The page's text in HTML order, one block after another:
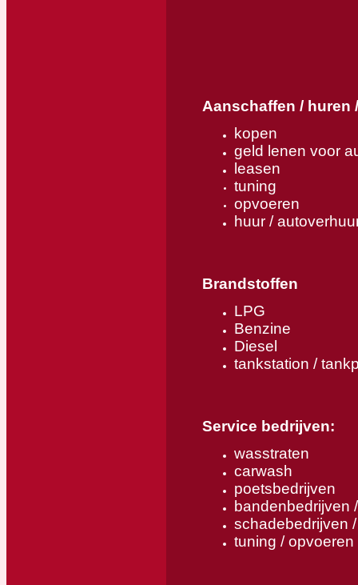
Aanschaffen / huren
kopen
geld lenen voor
leasen
tuning
opvoeren
huur /
Brandstoffen
LPG
Benzine
Diesel
tankstation /
Service bedrijven:
wasstraten
carwash
poetsbedrijven
bandenbedrijven
schadebedrijven
tuning / opvoeren